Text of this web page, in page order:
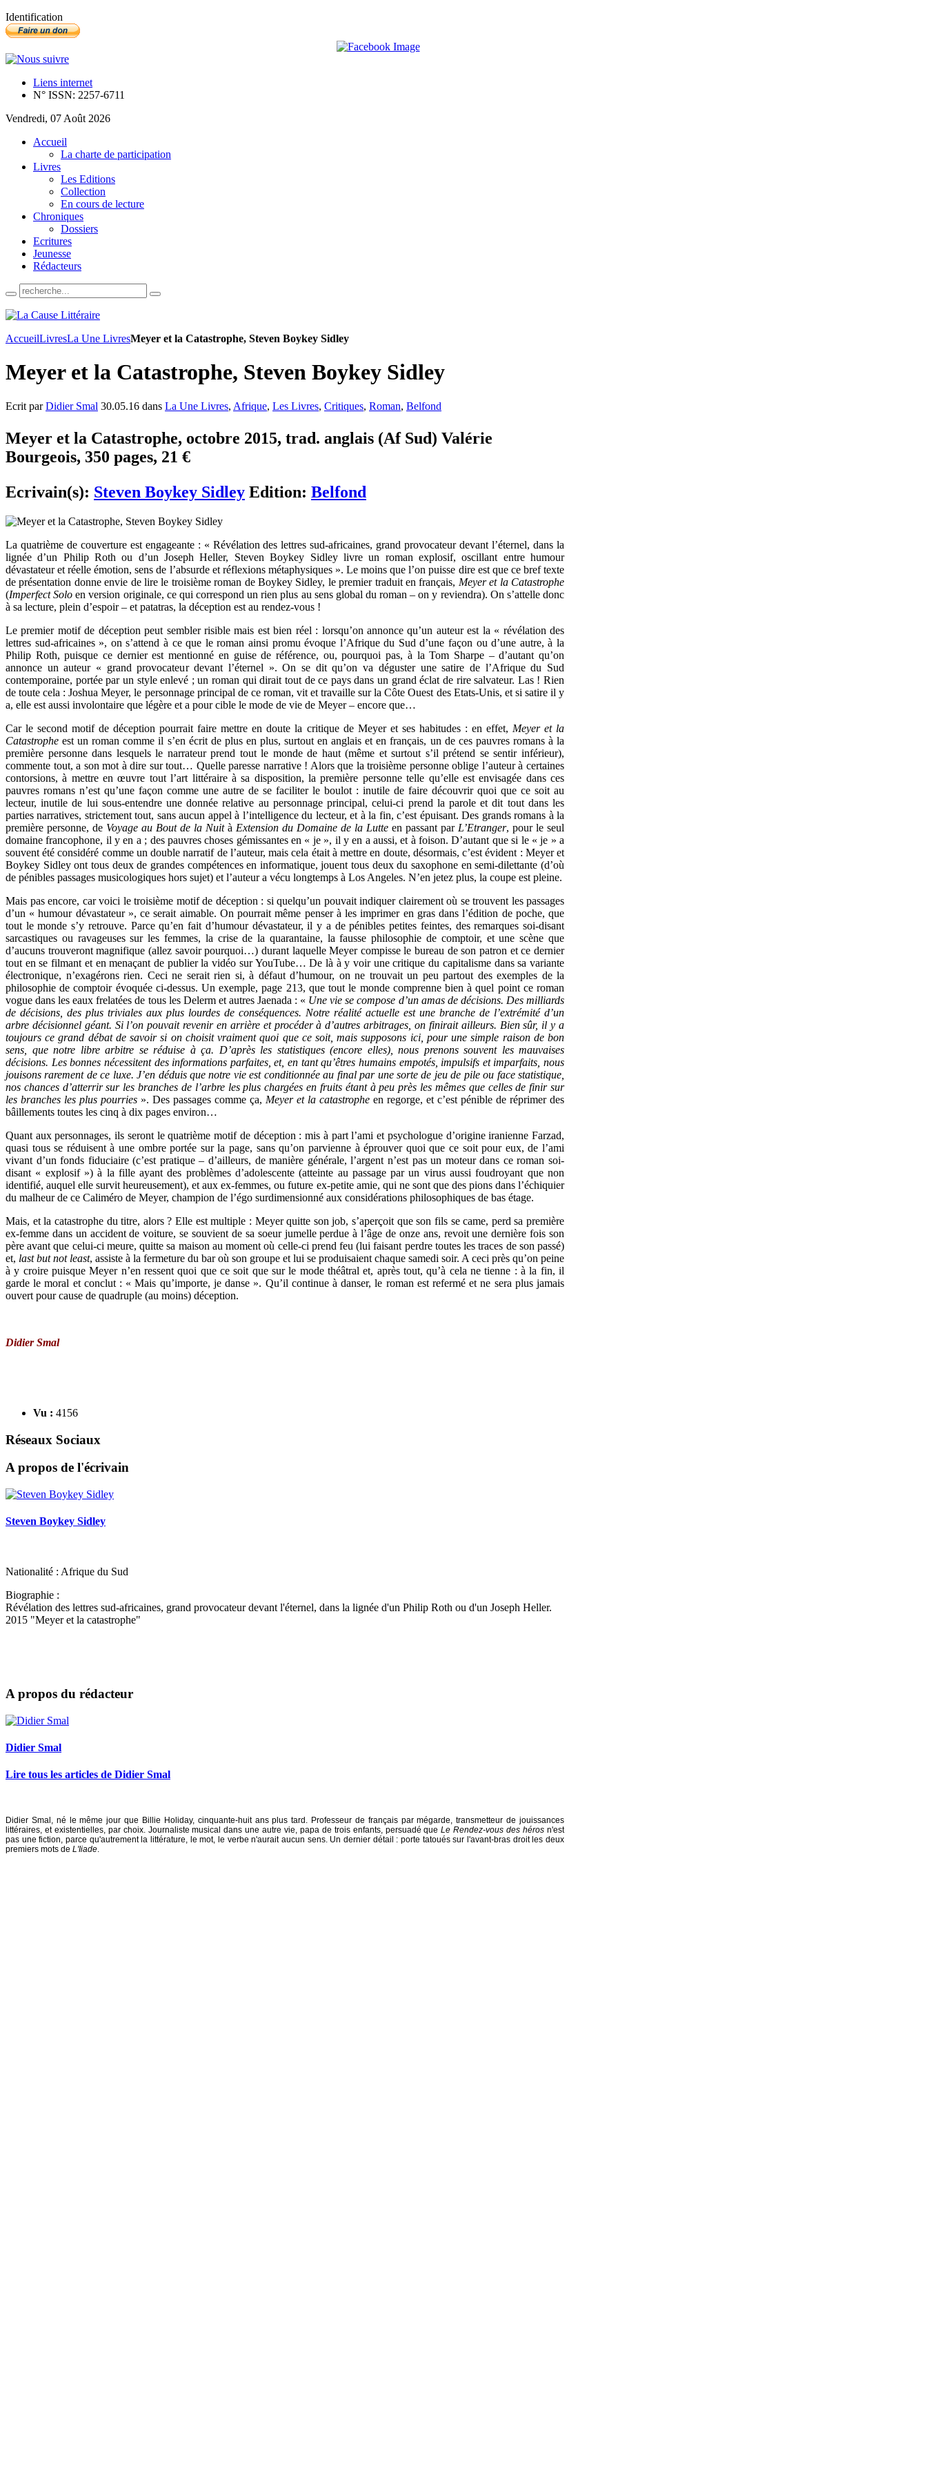
Identification
Liens internet
N° ISSN: 2257-6711
Vendredi, 07 Août 2026
Accueil
La charte de participation
Livres
Les Editions
Collection
En cours de lecture
Chroniques
Dossiers
Ecritures
Jeunesse
Rédacteurs
AccueilLivresLa Une LivresMeyer et la Catastrophe, Steven Boykey Sidley
Meyer et la Catastrophe, Steven Boykey Sidley
Ecrit parDidier Smal 30.05.16 dans La Une Livres, Afrique, Les Livres, Critiques, Roman, Belfond
Meyer et la Catastrophe, octobre 2015, trad. anglais (Af Sud) Valérie
Bourgeois, 350 pages, 21 €
Ecrivain(s): Steven Boykey Sidley Edition: Belfond
La quatrième de couverture est engageante : « Révélation des lettres sud-africaines, grand provocateur devant l’éternel, dans la
lignée d’un Philip Roth ou d’un Joseph Heller, Steven Boykey Sidley livre un roman explosif, oscillant entre humour
dévastateur et réelle émotion, sens de l’absurde et réflexions métaphysiques ». Le moins que l’on puisse dire est que ce bref texte
de présentation donne envie de lire le troisième roman de Boykey Sidley, le premier traduit en français, Meyer et la Catastrophe
(Imperfect Solo en version originale, ce qui correspond un rien plus au sens global du roman – on y reviendra). On s’attelle donc
à sa lecture, plein d’espoir – et patatras, la déception est au rendez-vous !
Le premier motif de déception peut sembler risible mais est bien réel : lorsqu’on annonce qu’un auteur est la « révélation des
lettres sud-africaines », on s’attend à ce que le roman ainsi promu évoque l’Afrique du Sud d’une façon ou d’une autre, à la
Philip Roth, puisque ce dernier est mentionné en guise de référence, ou, pourquoi pas, à la Tom Sharpe – d’autant qu’on
annonce un auteur « grand provocateur devant l’éternel ». On se dit qu’on va déguster une satire de l’Afrique du Sud
contemporaine, portée par un style enlevé ; un roman qui dirait tout de ce pays dans un grand éclat de rire salvateur. Las ! Rien
de toute cela : Joshua Meyer, le personnage principal de ce roman, vit et travaille sur la Côte Ouest des Etats-Unis, et si satire il y
a, elle est aussi involontaire que légère et a pour cible le mode de vie de Meyer – encore que…
Car le second motif de déception pourrait faire mettre en doute la critique de Meyer et ses habitudes : en effet, Meyer et la
Catastrophe est un roman comme il s’en écrit de plus en plus, surtout en anglais et en français, un de ces pauvres romans à la
première personne dans lesquels le narrateur prend tout le monde de haut (même et surtout s’il prétend se sentir inférieur),
commente tout, a son mot à dire sur tout… Quelle paresse narrative ! Alors que la troisième personne oblige l’auteur à certaines
contorsions, à mettre en œuvre tout l’art littéraire à sa disposition, la première personne telle qu’elle est envisagée dans ces
pauvres romans n’est qu’une façon comme une autre de se faciliter le boulot : inutile de faire découvrir quoi que ce soit au
lecteur, inutile de lui sous-entendre une donnée relative au personnage principal, celui-ci prend la parole et dit tout dans les
parties narratives, strictement tout, sans aucun appel à l’intelligence du lecteur, et à la fin, c’est épuisant. Des grands romans à la
première personne, de Voyage au Bout de la Nuità Extension du Domaine de la Lutte en passant par L’Etranger, pour le seul
domaine francophone, il y en a ; des pauvres choses gémissantes en « je », il y en a aussi, et à foison. D’autant que si le « je » a
souvent été considéré comme un double narratif de l’auteur, mais cela était à mettre en doute, désormais, c’est évident : Meyer et
Boykey Sidley ont tous deux de grandes compétences en informatique, jouent tous deux du saxophone en semi-dilettante (d’où
de pénibles passages musicologiques hors sujet) et l’auteur a vécu longtemps à Los Angeles. N’en jetez plus, la coupe est pleine.
Mais pas encore, car voici le troisième motif de déception : si quelqu’un pouvait indiquer clairement où se trouvent les passages
d’un « humour dévastateur », ce serait aimable. On pourrait même penser à les imprimer en gras dans l’édition de poche, que
tout le monde s’y retrouve. Parce qu’en fait d’humour dévastateur, il y a de pénibles petites feintes, des remarques soi-disant
sarcastiques ou ravageuses sur les femmes, la crise de la quarantaine, la fausse philosophie de comptoir, et une scène que
d’aucuns trouveront magnifique (allez savoir pourquoi…) durant laquelle Meyer compisse le bureau de son patron et ce dernier
tout en se filmant et en menaçant de publier la vidéo sur YouTube… De là à y voir une critique du capitalisme dans sa variante
électronique, n’exagérons rien. Ceci ne serait rien si, à défaut d’humour, on ne trouvait un peu partout des exemples de la
philosophie de comptoir évoquée ci-dessus. Un exemple, page 213, que tout le monde comprenne bien à quel point ce roman
vogue dans les eaux frelatées de tous les Delerm et autres Jaenada : « Une vie se compose d’un amas de décisions. Des milliards
de décisions, des plus triviales aux plus lourdes de conséquences. Notre réalité actuelle est une branche de l’extrémité d’un
arbre décisionnel géant. Si l’on pouvait revenir en arrière et procéder à d’autres arbitrages, on finirait ailleurs. Bien sûr, il y a
toujours ce grand débat de savoir si on choisit vraiment quoi que ce soit, mais supposons ici, pour une simple raison de bon
sens, que notre libre arbitre se réduise à ça. D’après les statistiques (encore elles), nous prenons souvent les mauvaises
décisions. Les bonnes nécessitent des informations parfaites, et, en tant qu’êtres humains empotés, impulsifs et imparfaits, nous
jouisons rarement de ce luxe. J’en déduis que notre vie est conditionnée au final par une sorte de jeu de pile ou face statistique,
nos chances d’atterrir sur les branches de l’arbre les plus chargées en fruits étant à peu près les mêmes que celles de finir sur
les branches les plus pourries ». Des passages comme ça, Meyer et la catastrophe en regorge, et c’est pénible de réprimer des
bâillements toutes les cinq à dix pages environ…
Quant aux personnages, ils seront le quatrième motif de déception : mis à part l’ami et psychologue d’origine iranienne Farzad,
quasi tous se réduisent à une ombre portée sur la page, sans qu’on parvienne à éprouver quoi que ce soit pour eux, de l’ami
vivant d’un fonds fiduciaire (c’est pratique – d’ailleurs, de manière générale, l’argent n’est pas un moteur dans ce roman soi-
disant « explosif ») à la fille ayant des problèmes d’adolescente (atteinte au passage par un virus aussi foudroyant que non
identifié, auquel elle survit heureusement), et aux ex-femmes, ou future ex-petite amie, qui ne sont que des pions dans l’échiquier
du malheur de ce Caliméro de Meyer, champion de l’égo surdimensionné aux considérations philosophiques de bas étage.
Mais, et la catastrophe du titre, alors ? Elle est multiple : Meyer quitte son job, s’aperçoit que son fils se came, perd sa première
ex-femme dans un accident de voiture, se souvient de sa soeur jumelle perdue à l’âge de onze ans, revoit une dernière fois son
père avant que celui-ci meure, quitte sa maison au moment où celle-ci prend feu (lui faisant perdre toutes les traces de son passé)
et, last but not least, assiste à la fermeture du bar où son groupe et lui se produisaient chaque samedi soir. A ceci près qu’on peine
à y croire puisque Meyer n’en ressent quoi que ce soit que sur le mode théâtral et, après tout, qu’à cela ne tienne : à la fin, il
garde le moral et conclut : « Mais qu’importe, je danse ». Qu’il continue à danser, le roman est refermé et ne sera plus jamais
ouvert pour cause de quadruple (au moins) déception.
Didier Smal
Vu : 4156
Réseaux Sociaux
A propos de l'écrivain
Steven Boykey Sidley
Nationalité : Afrique du Sud
Biographie :
Révélation des lettres sud-africaines, grand provocateur devant l'éternel, dans la lignée d'un Philip Roth ou d'un Joseph Heller.
2015 "Meyer et la catastrophe"
A propos du rédacteur
Didier Smal
Lire tous les articles de Didier Smal
Didier Smal, né le même jour que Billie Holiday, cinquante-huit ans plus tard. Professeur de français par mégarde, transmetteur de jouissances
littéraires, et existentielles, par choix. Journaliste musical dans une autre vie, papa de trois enfants, persuadé queLe Rendez-vous des héros n'est
pas une fiction, parce qu'autrement la littérature, le mot, le verbe n'aurait aucun sens. Un dernier détail : porte tatoués sur l'avant-bras droit les deux
premiers mots de L'Iiade.